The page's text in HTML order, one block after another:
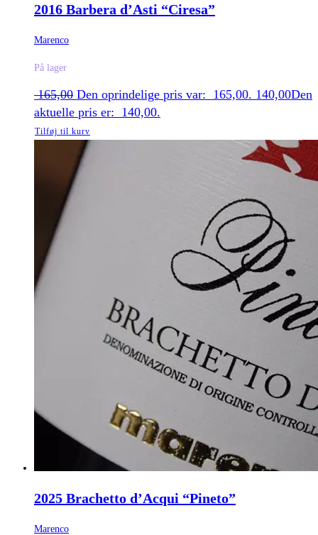
2016 Barbera d’Asti “Ciresa”
Marenco
På lager
165,00 Den oprindelige pris var: 165,00. 140,00Den
aktuelle pris er: 140,00.
Tilføj til kurv
2025 Brachetto d’Acqui “Pineto”
Marenco